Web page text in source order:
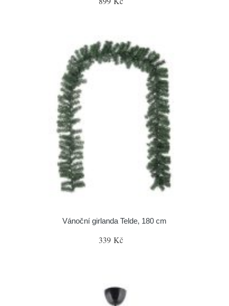
Vánoční girlanda Telde, 180 cm
339 Kč